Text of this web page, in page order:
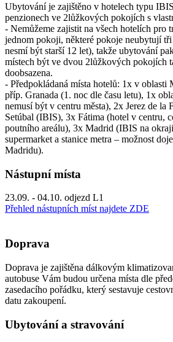
Ubytování je zajištěno v hotelech typu
penzionech ve 2lůžkových pokojích s
- Nemůžeme zajistit na všech hotelích pro
jednom pokoji, některé pokoje neubytují
nesmí být starší 12 let), takže ubytování
místech být ve dvou 2lůžkových pokojích
doobsazena.
- Předpokládaná místa hotelů: 1x v oblasti
příp. Granada (1. noc dle času letu), 1x
nemusí být v centru města), 2x Jerez de la
Setúbal (IBIS), 3x Fátima (hotel v centru,
poutního areálu), 3x Madrid (IBIS na
supermarket a stanice metra – možnost
Madridu).
Nástupní místa
23.09. - 04.10. odjezd L1
Přehled nástupních míst najdete ZDE
Doprava
Doprava je zajištěna dálkovým
autobuse Vám budou určena místa dle
zasedacího pořádku, který sestavuje
datu zakoupení.
Ubytování a stravování